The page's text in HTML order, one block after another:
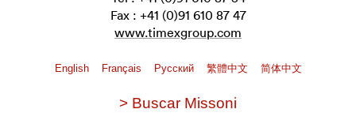
Fax : +41 (0)91 610 87 47
www.timexgroup.com
English Français Pусский 繁體中文 简体中文
> Buscar Missoni